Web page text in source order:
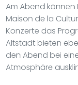
Am Abend
Maison de la
Konzerte das
Altstadt bieten
den Abend bei
Atmosphäre